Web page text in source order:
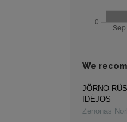
We
JÖRNO
IDĖJOS
Zenonas